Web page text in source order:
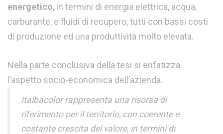
energetico, in termini di energia elettrica, acqua,
carburante, e fluidi di recupero, tutti con bassi costi
di produzione ed una produttività molto elevata.
Nella parte conclusiva della tesi si enfatizza
l’aspetto socio-economica dell’azienda.
Italbacolor rappresenta una risorsa di
riferimento per il territorio, con coerente e
costante crescita del valore, in termini di